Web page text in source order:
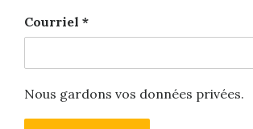
Courriel *
Nous gardons vos données privées.